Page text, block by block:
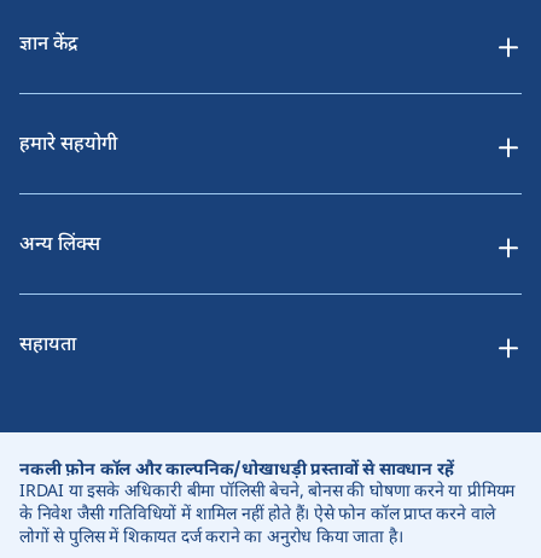
ज्ञान केंद्र
हमारे सहयोगी
अन्य लिंक्स
सहायता
नकली फ़ोन कॉल और काल्पनिक/धोखाधड़ी प्रस्तावों से सावधान रहें
IRDAI या इसके अधिकारी बीमा पॉलिसी बेचने, बोनस की घोषणा करने या प्रीमियम
के निवेश जैसी गतिविधियों में शामिल नहीं होते हैं। ऐसे फोन कॉल प्राप्त करने वाले
लोगों से पुलिस में शिकायत दर्ज कराने का अनुरोध किया जाता है।